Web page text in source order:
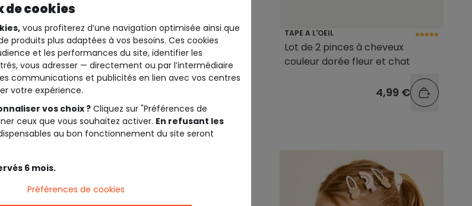
+3
et
€
TAPE A L'OEIL
Lot de 3 barrettes bébé fille
léopard et unis
TAPE A L'OEIL
Lot de 2 pinces à cheveux
couleur dorée fleur et chat
4,99 €
de cookies
vous profiterez d’une navigation optimisée ainsi que
produits plus adaptées à vos besoins. Ces cookies
et les performances du site, identifier les
vous adresser — directement ou par l’intermédiaire
communications et publicités en lien avec vos centres
votre expérience.
vos choix ? Cliquez sur "Préférences de
ceux que vous souhaitez activer. En refusant les
au bon fonctionnement du site seront
6 mois.
Préférences de cookies